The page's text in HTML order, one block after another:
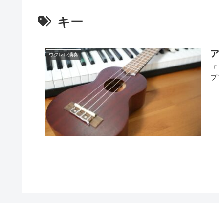
キー
ウクレレ演奏
ブ